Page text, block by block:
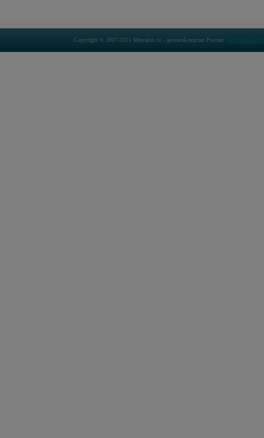
Copyright © 2007-2011 Mercatos.ru - деловой портал России. Бесплатные